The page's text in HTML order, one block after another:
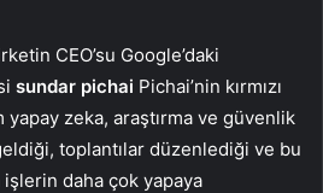
CEO’su Google’daki
sundar pichai Pichai’nin kırmızı
zeka, araştırma ve güvenlik
toplantılar düzenlediği ve bu
daha çok yapaya